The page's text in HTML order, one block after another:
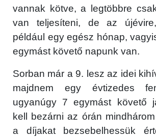
vannak kötve, a legtöbbre
van teljesíteni, de az
például egy egész hónap,
egymást követő napunk van.
Sorban már a 9. lesz az idei
majdnem egy évtizedes
ugyanúgy 7 egymást követő
kell bezárni az órán
a díjakat bezsebelhessük